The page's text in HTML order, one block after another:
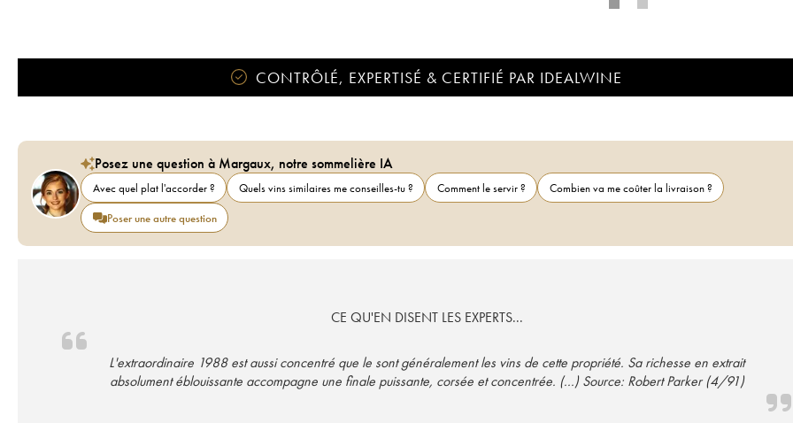
CONTRÔLÉ, EXPERTISÉ & CERTIFIÉ PAR IDEALWINE
Posez une question à Margaux, notre sommelière IA
Avec quel plat l'accorder ? Quels vins similaires me conseilles-tu ? Comment le servir ?
Combien va me coûter la livraison ?
Poser une autre question
CE QU'EN DISENT LES EXPERTS...
L'extraordinaire 1988 est aussi concentré que le sont généralement les vins de cette propriété. Sa richesse en extrait
absolument éblouissante accompagne une finale puissante, corsée et concentrée. (...) Source: Robert Parker (4/91)